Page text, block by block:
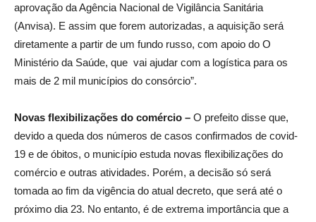
aprovação da Agência Nacional de Vigilância Sanitária
(Anvisa). E assim que forem autorizadas, a aquisição será
diretamente a partir de um fundo russo, com apoio do O
Ministério da Saúde, que vai ajudar com a logística para os
mais de 2 mil municípios do consórcio”.
Novas flexibilizações do comércio – O prefeito disse que,
devido a queda dos números de casos confirmados de covid-
19 e de óbitos, o município estuda novas flexibilizações do
comércio e outras atividades. Porém, a decisão só será
tomada ao fim da vigência do atual decreto, que será até o
próximo dia 23. No entanto, é de extrema importância que a